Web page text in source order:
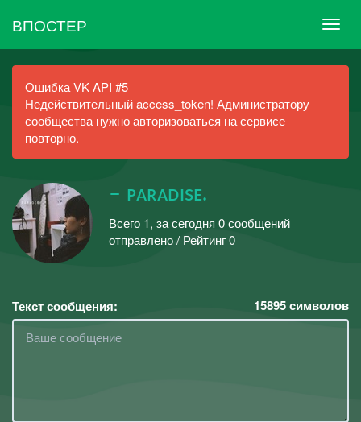
ВПОСТЕР
Ошибка VK API #5
Недействительный access_token! Администратору
сообщества нужно авторизоваться на сервисе
повторно.
– ᴘᴀʀᴀᴅɪsᴇ.
Всего 1, за сегодня 0 сообщений
отправлено / Рейтинг 0
Текст сообщения: 15895символов